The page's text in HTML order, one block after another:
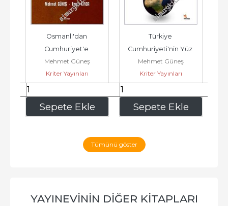
Sepete Ekle
Osmanlı'dan
Cumhuriyet'e
Masonluk -
Mehmet Güneş
Kriter Yayınları
276,25 Sepete Ekle
Türkiye
Cumhuriyeti'nin Yüz
Yıllık Kamu Yönetimi -
Mehmet Güneş
Kriter Yayınları
467,50
Tümünü göster
YAYINEVININ DIĞER KITAPLARI